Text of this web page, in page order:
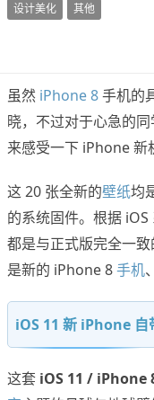
设计美化 其他
虽然 iPhone 8手机的
晓，不过对于心急的
来感受一下 iPhone 新
这 20 张全新的壁纸均
的系统固件。根据
都是与正式版完全一
是新的 iPhone 8手机
iOS 11 新 iPhone 自
这套 iOS 11 / iPhone